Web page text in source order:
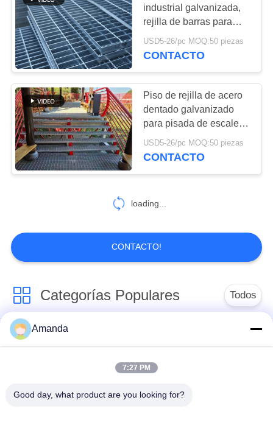
cercado de acero de
la palizada
91
cercas de malla
85
cercado de 358
seguridades
99
industrial galvanizada,
rejilla de barras para
plataforma industrial
USD5-26/pc MOQ:50 piezas
CONTACTO
Piso de rejilla de acero
dentado galvanizado
para pisada de escalera
40 × 5 mm
USD5-26/pc MOQ:50 piezas
CONTACTO
loading...
CONTACTO!
Categorías Populares Todos
embalaje de la torre
del metal
estructurado metal
metal
alambre
Amanda
7:27 PM
Good day, what product are you looking for?